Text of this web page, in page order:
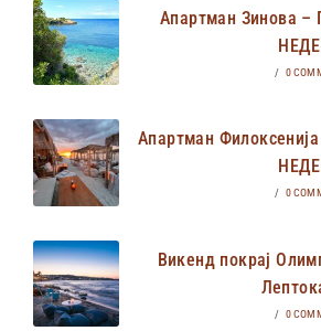
Апартман Зинова –
/ 0
Апартман
/ 0
Викенд покрај
/ 0